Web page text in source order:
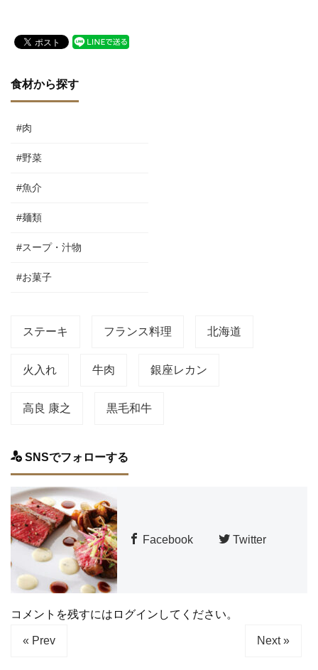
食材から探す
#肉
#野菜
#魚介
#麺類
#スープ・汁物
#お菓子
ステーキ フランス料理 北海道
火入れ 牛肉 銀座レカン
高良 康之 黒毛和牛
SNSでフォローする
Facebook Twitter
コメントを残すにはログインしてください。
« Prev Next »